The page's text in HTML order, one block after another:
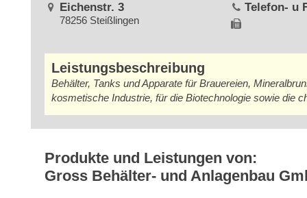
Eichenstr. 3
78256 Steißlingen
Telefon- u
Leistungsbeschreibung
Behälter, Tanks und Apparate für Brauereien,
kosmetische Industrie, für die Biotechnologie sowie die
Produkte und Leistungen von:
Gross Behälter- und Anlagenbau